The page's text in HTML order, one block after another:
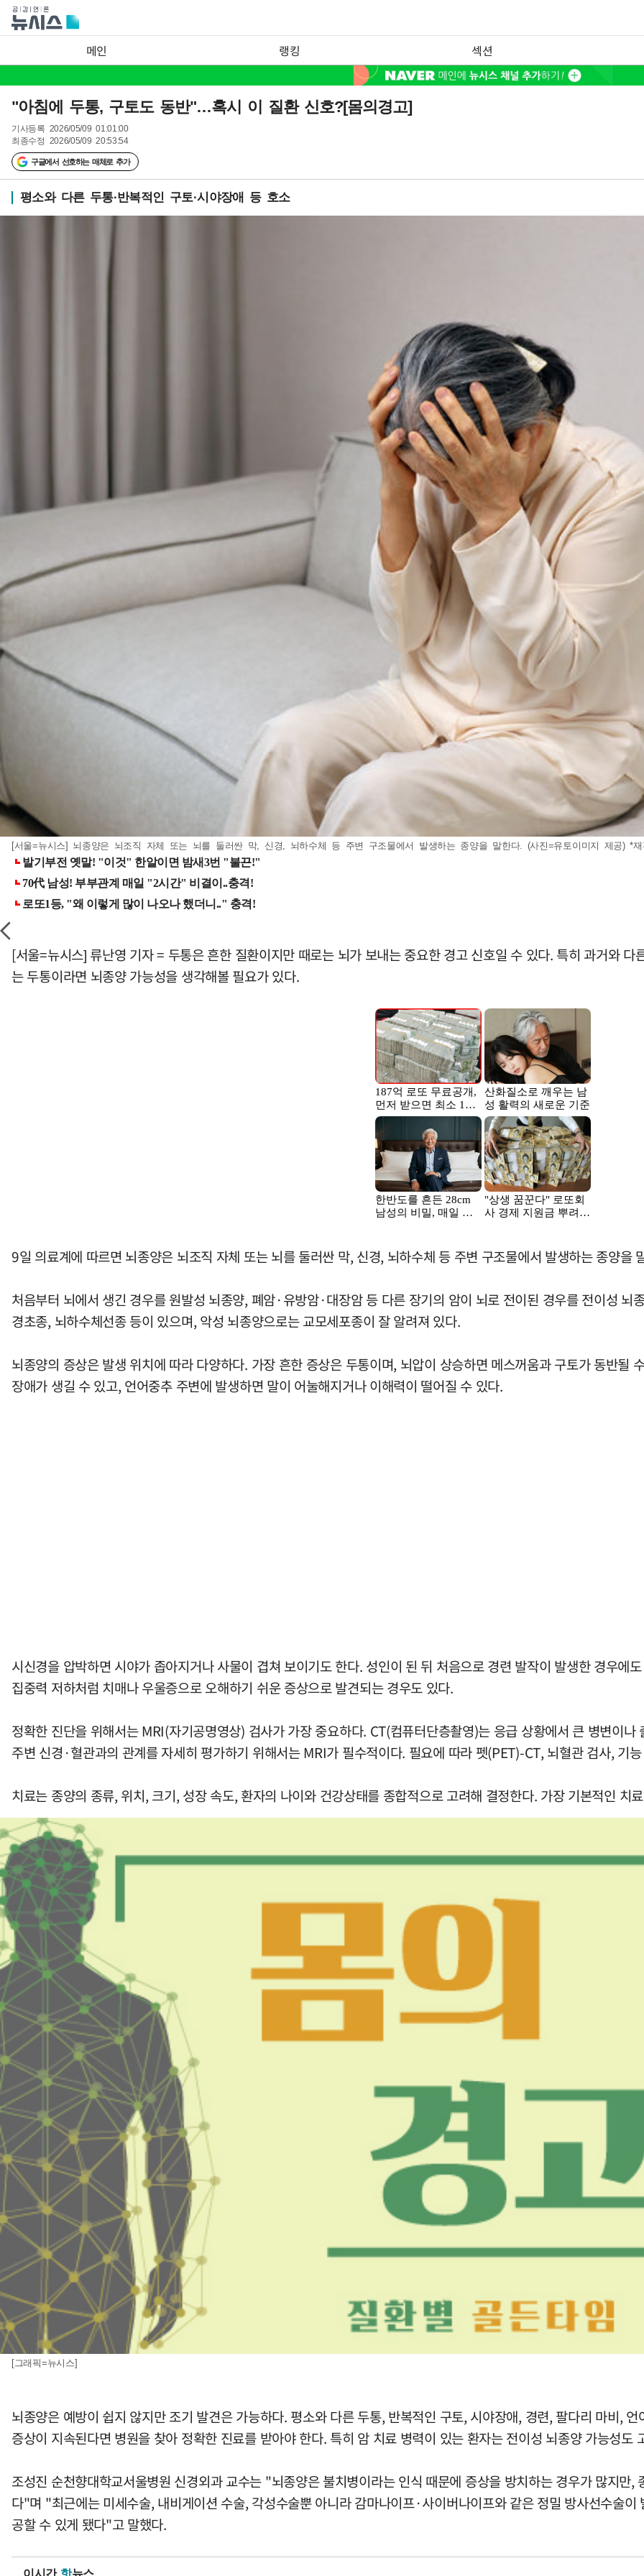
메인 랭킹 섹션
"아침에 두통, 구토도 동반"…혹시 이 질환 신호?[몸의경고]
기사등록 2026/05/09 01:01:00
최종수정 2026/05/09 20:53:54
구글에서 선호하는 매체로 추가
평소와 다른 두통·반복적인 구토·시야장애 등 호소
[서울=뉴시스] 뇌종양은 뇌조직 자체 또는 뇌를 둘러싼 막, 신경, 뇌하수체 등 주변 구조물에서 발생하는 종양을 말한다. (사진=유토이미지 제공) *
[서울=뉴시스] 류난영 기자 = 두통은 흔한 질환이지만 때로는 뇌가 보내는 중요한 경고 신호일 수 있다. 특히 과거와
는 두통이라면 뇌종양 가능성을 생각해볼 필요가 있다.
9일 의료계에 따르면 뇌종양은 뇌조직 자체 또는 뇌를 둘러싼 막, 신경, 뇌하수체 등 주변 구조물에서 발생하는 종양을
처음부터 뇌에서 생긴 경우를 원발성 뇌종양, 폐암·유방암·대장암 등 다른 장기의 암이 뇌로 전이된 경우를 전이성 뇌
경초종, 뇌하수체선종 등이 있으며, 악성 뇌종양으로는 교모세포종이 잘 알려져 있다.
뇌종양의 증상은 발생 위치에 따라 다양하다. 가장 흔한 증상은 두통이며, 뇌압이 상승하면 메스꺼움과 구토가 동반될
장애가 생길 수 있고, 언어중추 주변에 발생하면 말이 어눌해지거나 이해력이 떨어질 수 있다.
시신경을 압박하면 시야가 좁아지거나 사물이 겹쳐 보이기도 한다. 성인이 된 뒤 처음으로 경련 발작이 발생한 경우에
집중력 저하처럼 치매나 우울증으로 오해하기 쉬운 증상으로 발견되는 경우도 있다.
정확한 진단을 위해서는 MRI(자기공명영상) 검사가 가장 중요하다. CT(컴퓨터단층촬영)는 응급 상황에서 큰 병변이
주변 신경·혈관과의 관계를 자세히 평가하기 위해서는 MRI가 필수적이다. 필요에 따라 펫(PET)-CT, 뇌혈관 검사, 기
치료는 종양의 종류, 위치, 크기, 성장 속도, 환자의 나이와 건강상태를 종합적으로 고려해 결정한다. 가장 기본적인 치
[그래픽=뉴시스]
뇌종양은 예방이 쉽지 않지만 조기 발견은 가능하다. 평소와 다른 두통, 반복적인 구토, 시야장애, 경련, 팔다리 마비,
증상이 지속된다면 병원을 찾아 정확한 진료를 받아야 한다. 특히 암 치료 병력이 있는 환자는 전이성 뇌종양 가능성도
조성진 순천향대학교서울병원 신경외과 교수는 "뇌종양은 불치병이라는 인식 때문에 증상을 방치하는 경우가 많지만
다"며 "최근에는 미세수술, 내비게이션 수술, 각성수술뿐 아니라 감마나이프·사이버나이프와 같은 정밀 방사선수술
공할 수 있게 됐다"고 말했다.
이시간 핫뉴스